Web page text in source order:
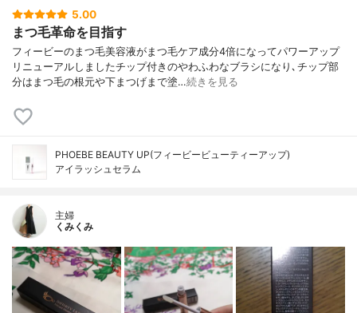
5.00
まつ毛革命を目指す
フィービーのまつ毛美容液がまつ毛ケア成分4倍になってパワーアップ
リニューアルしましたチップ付きのやわふわなブラシになり､チップ部
分はまつ毛の根元や下まつげまで塗…続きを見る
PHOEBE BEAUTY UP(フィービービューティーアップ)
アイラッシュセラム
主婦
くみくみ